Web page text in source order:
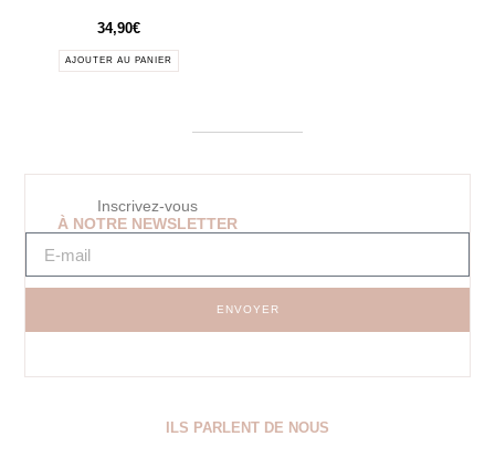
34,90€
AJOUTER AU PANIER
Inscrivez-vous
À NOTRE NEWSLETTER
ENVOYER
ILS PARLENT DE NOUS